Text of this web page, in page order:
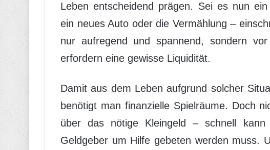
Leben entscheidend prägen. Sei es nun
ein neues Auto oder die Vermählung –
nur aufregend und spannend, sondern
erfordern eine gewisse Liquidität.
Damit aus dem Leben aufgrund solcher
benötigt man finanzielle Spielräume. Doch
über das nötige Kleingeld – schnell
Geldgeber um Hilfe gebeten werden muss.